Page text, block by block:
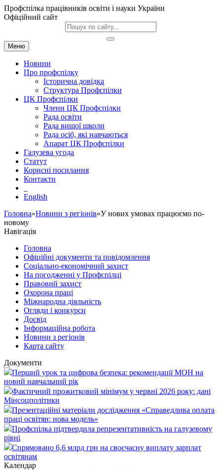
Профспілка працівників освіти і науки України
Офіційний сайт
Меню
Новини
Про профспілку
Історична довідка
Структура Профспілки
ЦК Профспілки
Члени ЦК Профспілки
Рада освіти
Рада вищої школи
Рада осіб, які навчаються
Апарат ЦК Профспілки
Галузева угода
Статут
Корисні посилання
Контакти
English
Головна»Новини з регіонів»У нових умовах працюємо по-
новому
Навігація
Головна
Офіційні документи та повідомлення
Соціально-економічний захист
На погодженні у Профспілці
Правовий захист
Охорона праці
Міжнародна діяльність
Огляди і конкурси
Досвід
Інформаційна робота
Новини з регіонів
Карта сайту
Документи
Перший урок та цифрова безпека: рекомендації МОН на
новий навчальний рік
Фактичний прожитковий мінімум у червні 2026 року: дані
Мінсоцполітики
Презентаційні матеріали дослідження «Справедлива оплата
праці освітян: нова модель»
Профспілка підтвердила репрезентативність на галузевому
рівні
Спрямовано 6,6 млрд грн на своєчасну виплату зарплат
освітянам
Календар